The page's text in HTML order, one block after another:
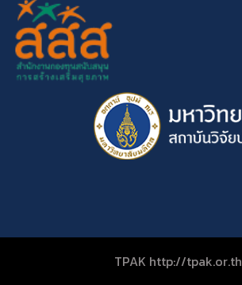
TPAK http://tpak.or.th